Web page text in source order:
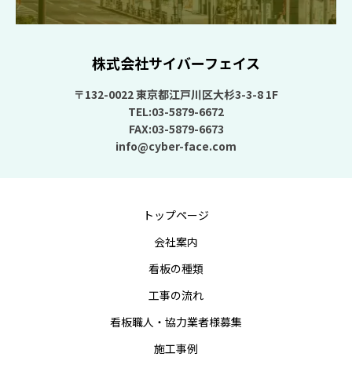
株式会社サイバーフェイス
〒132-0022 東京都江戸川区大杉3-3-8 1F
TEL:03-5879-6672
FAX:03-5879-6673
info@cyber-face.com
トップページ
会社案内
看板の種類
工事の流れ
看板職人・協力業者様募集
施工事例